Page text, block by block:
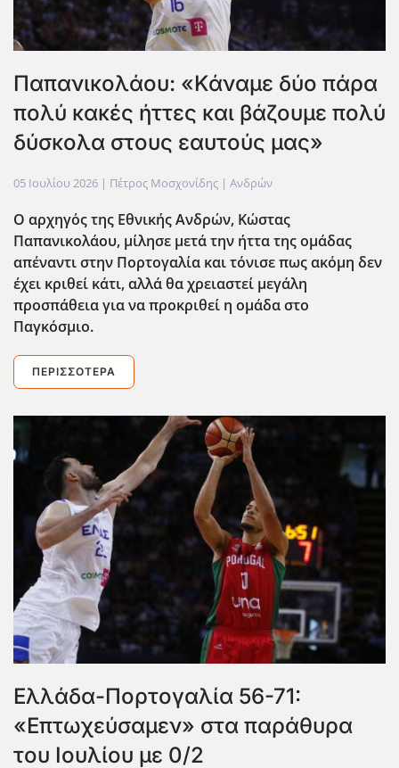
Παπανικολάου: «Κάναμε δύο πάρα
πολύ κακές ήττες και βάζουμε πολύ
δύσκολα στους εαυτούς μας»
05 Ιουλίου 2026 | Πέτρος Μοσχονίδης | Ανδρών
Ο αρχηγ΄ος της Εθνικής Ανδρών, Κώστας
Παπανικολάου, μίλησε μετά την ήττα της ομάδας
απέναντι στην Πορτογαλία και τόνισε πως ακόμη δεν
έχει κριθεί κάτι, αλλά θα χρειαστεί μεγάλη
προσπάθεια για να προκριθεί η ομάδα στο
Παγκόσμιο.
ΠΕΡΙΣΣΌΤΕΡΑ
Ελλάδα-Πορτογαλία 56-71:
«Επτωχεύσαμεν» στα παράθυρα
του Ιουλίου με 0/2